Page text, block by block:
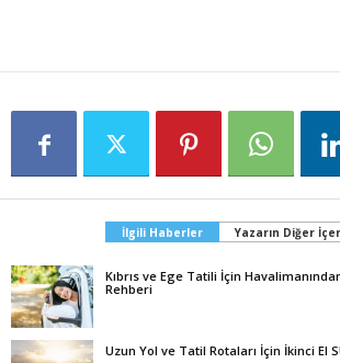
İlgili Haberler Yazarın Diğer
Kıbrıs ve Ege Tatili İçin
Rehberi
Uzun Yol ve Tatil Rotaları İçin İkinci El